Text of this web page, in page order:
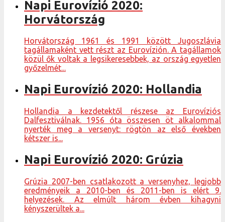
Napi Eurovízió 2020:
Horvátország
Horvátország 1961 és 1991 között Jugoszlávia
tagállamaként vett részt az Eurovízión. A tagállamok
közül ők voltak a legsikeresebbek, az ország egyetlen
győzelmét...
Napi Eurovízió 2020: Hollandia
Hollandia a kezdetektől részese az Eurovíziós
Dalfesztiválnak. 1956 óta összesen öt alkalommal
nyerték meg a versenyt: rögtön az első években
kétszer is...
Napi Eurovízió 2020: Grúzia
Grúzia 2007-ben csatlakozott a versenyhez, legjobb
eredményeik a 2010-ben és 2011-ben is elért 9.
helyezések. Az elmúlt három évben kihagyni
kényszerültek a...